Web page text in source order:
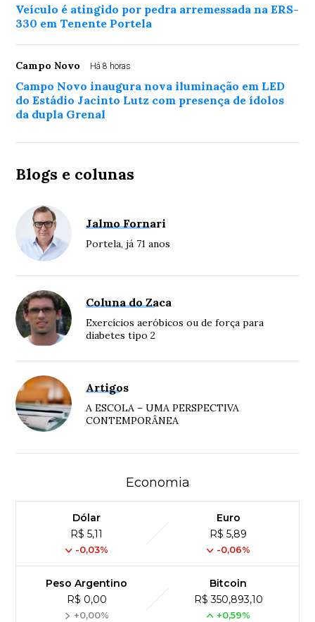
Veículo é atingido por pedra arremessada na ERS-
330 em Tenente Portela
Campo Novo Há 8 horas
Campo Novo inaugura nova iluminação em LED
do Estádio Jacinto Lutz com presença de ídolos
da dupla Grenal
Blogs e colunas
Jalmo Fornari
Portela, já 71 anos
Coluna do Zaca
Exercícios aeróbicos ou de força para
diabetes tipo 2
Artigos
A ESCOLA – UMA PERSPECTIVA
CONTEMPORÂNEA
Economia
Dólar
R$ 5,11
-0,03%
Euro
R$ 5,89
-0,06%
Peso Argentino
R$ 0,00
+0,00%
Bitcoin
R$ 350,893,10
+0,59%